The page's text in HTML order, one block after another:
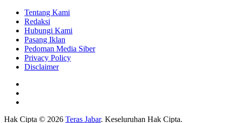
Tentang Kami
Redaksi
Hubungi Kami
Pasang Iklan
Pedoman Media Siber
Privacy Policy
Disclaimer
Hak Cipta © 2026 Teras Jabar. Keseluruhan Hak Cipta.